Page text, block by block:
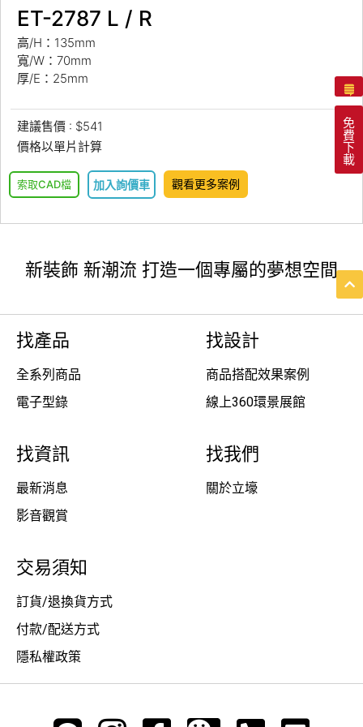
ET-2787 L / R
高/H：135mm
寬/W：70mm
厚/E：25mm
建議售價 : $541
價格以單片計算
索取CAD檔 加入詢價車 觀看更多案例
免
費
下
載
新裝飾 新潮流 打造一個專屬的夢想空間
找產品
全系列商品
電子型錄
找設計
商品搭配效果案例
線上360環景展館
找資訊
最新消息
影音觀賞
找我們
關於立壕
交易須知
訂貨/退換貨方式
付款/配送方式
隱私權政策